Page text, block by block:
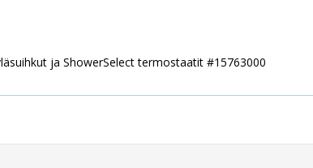
ja ShowerSelect termostaatit #15763000